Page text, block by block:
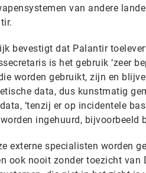
van andere
bevestigt dat Palantir
is het gebruik ‘zeer
worden gebruikt, zijn en
data, dus kunstmatig
‘tenzij er op incidentele
ingehuurd, bijvoorbeeld
externe specialisten worden
ook nooit zonder toezicht van